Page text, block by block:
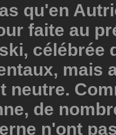
qu'en
faite au
célébrée
mais
neutre.
de
n'ont